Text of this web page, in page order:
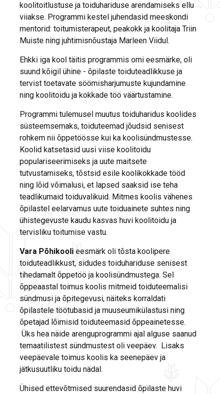
koolitoitlustuse ja toiduhariduse arendamiseks ellu
viiakse. Programmi kestel juhendasid meeskondi
mentorid: toitumisterapeut, peakokk ja koolitaja Triin
Muiste ning juhtimisnõustaja Marleen Viidul.
Ehkki iga kool täitis programmis omi eesmärke, oli
suund kõigil ühine - õpilaste toiduteadlikkuse ja
tervist toetavate söömisharjumuste kujundamine
ning koolitoidu ja kokkade töö väärtustamine.
Programmi tulemusel muutus toiduharidus koolides
süsteemsemaks, toiduteemad jõudsid senisest
rohkem nii õppetöösse kui ka koolisündmustesse.
Koolid katsetasid uusi viise koolitoidu
populariseerimiseks ja uute maitsete
tutvustamiseks, tõstsid esile koolikokkade tööd
ning lõid võimalusi, et lapsed saaksid ise teha
teadlikumaid toiduvalikuid. Mitmes koolis vähenes
õpilastel eelarvamus uute toiduainete suhtes ning
ühistegevuste kaudu kasvas huvi koolitoidu ja
tervisliku toitumise vastu.
Vara Põhikooli eesmärk oli tõsta koolipere
toiduteadlikkust, sidudes toiduhariduse senisest
tihedamalt õppetöö ja koolisündmustega. Sel
õppeaastal toimus koolis mitmeid toiduteemalisi
sündmusi ja õpitegevusi, näiteks korraldati
õpilastele töötubasid ja muuseumikülastusi ning
õpetajad lõimisid toiduteemasid õppeainetesse.
Üks hea näide arenguprogrammi ajal alguse saanud
temaatilistest sündmustest oli veepäev. Lisaks
veepäevale toimus koolis ka seenepäev ja
jätkusuutliku toidu nädal.
Ühised ettevõtmised suurendasid õpilaste huvi